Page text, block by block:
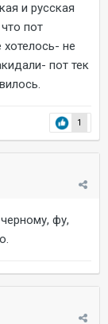
и русская
пот
не
пот тек
1
фу,